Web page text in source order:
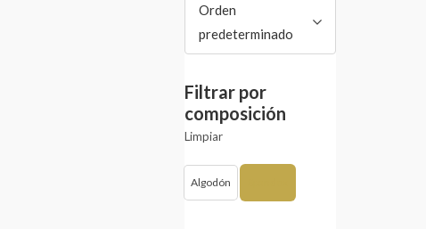
Orden
predeterminado
Filtrar por
composición
Limpiar
Algodón